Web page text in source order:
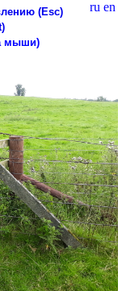
ru en
(Esc)
мыши)